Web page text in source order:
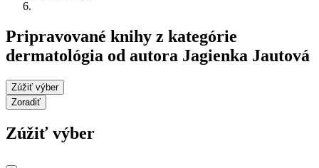
Pripravované knihy z kategórie
dermatológia od autora Jagienka Jautová
Zúžiť výber
Zoradiť
Zúžiť výber